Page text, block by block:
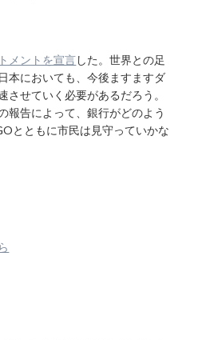
メントを宣言した。世界との足
本においても、今後ますますダ
させていく必要があるだろう。
報告によって、銀行がどのよう
とともに市民は見守っていかな